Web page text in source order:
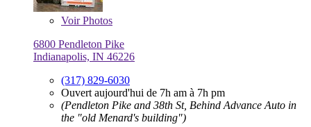
VoirPhotos
6800 Pendleton Pike
Indianapolis, IN 46226
(317) 829-6030
Ouvert aujourd'hui de 7h am à 7h pm
(Pendleton Pike and 38th St, Behind Advance Auto in
the "old Menard's building")